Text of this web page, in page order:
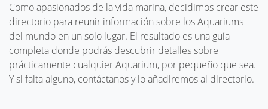
Como apasionados de la vida marina, decidimos crear este
directorio para reunir información sobre los Aquariums
del mundo en un solo lugar. El resultado es una guía
completa donde podrás descubrir detalles sobre
prácticamente cualquier Aquarium, por pequeño que sea.
Y si falta alguno, contáctanos y lo añadiremos al directorio.